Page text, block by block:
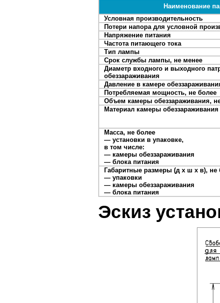
Наименование
Условная производительность
Потери напора для условной
Напряжение питания
Частота питающего тока
Тип лампы
Срок службы лампы, не менее
Диаметр входного и выходного
обеззараживания
Давление в камере
Потребляемая мощность, не более
Объем камеры обеззараживания,
Материал камеры обеззараживания
Масса, не более
— установки в упаковке,
в том числе:
— камеры обеззараживания
— блока питания
Габаритные размеры (д x ш x в), не
— упаковки
— камеры обеззараживания
— блока питания
Эскиз